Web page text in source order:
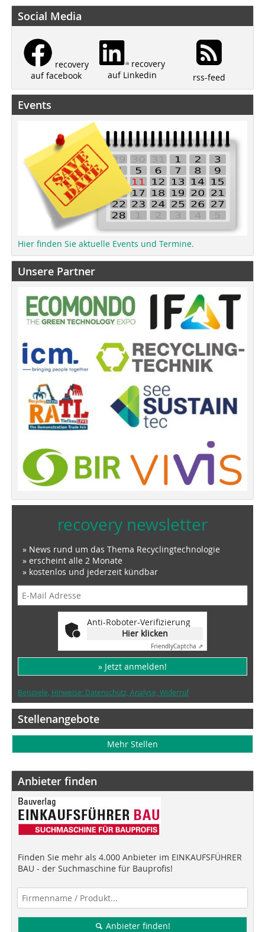
Social Media
recovery
auf facebook
recovery
auf Linkedin
rss-feed
Events
Hier finden Sie aktuelle Events und Termine.
Unsere Partner
recovery newsletter
» News rund um das Thema Recyclingtechnologie
» erscheint alle 2 Monate
» kostenlos und jederzeit kündbar
Anti-Roboter-Verifizierung
Hier klicken
FriendlyCaptcha ⇗
» Jetzt anmelden!
Beispiele, Hinweise: Datenschutz, Analyse, Widerruf
Stellenangebote
Mehr Stellen
Anbieter finden
Finden Sie mehr als 4.000 Anbieter im EINKAUFSFÜHRER
BAU - der Suchmaschine für Bauprofis!
Anbieter finden!